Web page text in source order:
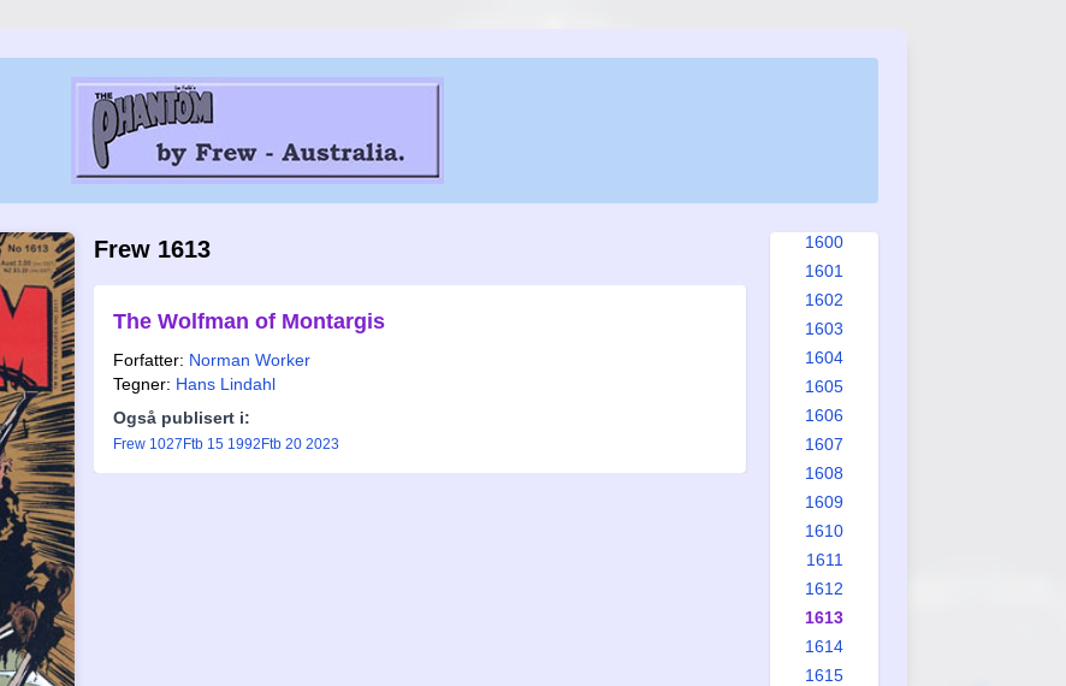
Frew 1613
The Wolfman of Montargis
Forfatter: Norman Worker
Tegner: Hans Lindahl
Også publisert i:
Frew 1027 Ftb 15 1992 Ftb 20 2023
1600
1601
1602
1603
1604
1605
1606
1607
1608
1609
1610
1611
1612
1613
1614
1615